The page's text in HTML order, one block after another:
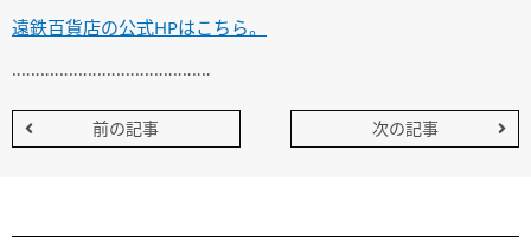
遠鉄百貨店の公式HPはこちら。
‥‥‥‥‥‥‥‥‥‥‥‥‥‥‥‥‥‥‥‥‥
前の記事 次の記事